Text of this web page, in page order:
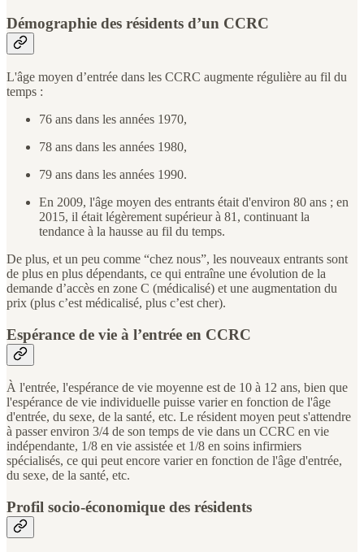
Démographie des résidents d’un CCRC
L'âge moyen d’entrée dans les CCRC augmente régulière au fil du
temps :
76 ans dans les années 1970,
78 ans dans les années 1980,
79 ans dans les années 1990.
En 2009, l'âge moyen des entrants était d'environ 80 ans ; en
2015, il était légèrement supérieur à 81, continuant la
tendance à la hausse au fil du temps.
De plus, et un peu comme “chez nous”, les nouveaux entrants sont
de plus en plus dépendants, ce qui entraîne une évolution de la
demande d’accès en zone C (médicalisé) et une augmentation du
prix (plus c’est médicalisé, plus c’est cher).
Espérance de vie à l’entrée en CCRC
À l'entrée, l'espérance de vie moyenne est de 10 à 12 ans, bien que
l'espérance de vie individuelle puisse varier en fonction de l'âge
d'entrée, du sexe, de la santé, etc. Le résident moyen peut s'attendre
à passer environ 3/4 de son temps de vie dans un CCRC en vie
indépendante, 1/8 en vie assistée et 1/8 en soins infirmiers
spécialisés, ce qui peut encore varier en fonction de l'âge d'entrée,
du sexe, de la santé, etc.
Profil socio-économique des résidents